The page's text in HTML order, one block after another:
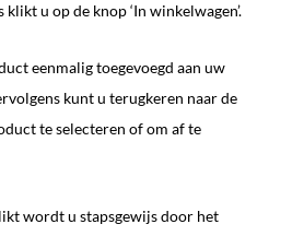
u op de knop ‘In winkelwagen’.
eenmalig toegevoegd aan uw
kunt u terugkeren naar de
te selecteren of om af te
wordt u stapsgewijs door het